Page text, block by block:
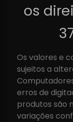
os
Os valores e
sujeitos a
erros de
produtos são
variações